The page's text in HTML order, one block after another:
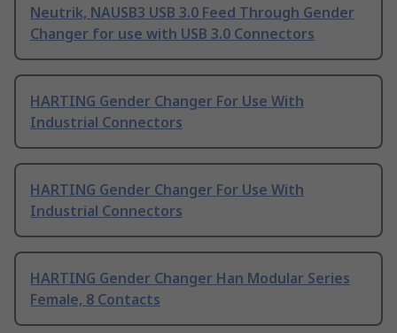
Neutrik, NAUSB3 USB 3.0 Feed Through Gender
Changer for use with USB 3.0 Connectors
HARTING Gender Changer For Use With
Industrial Connectors
HARTING Gender Changer For Use With
Industrial Connectors
HARTING Gender Changer Han Modular Series
Female, 8 Contacts